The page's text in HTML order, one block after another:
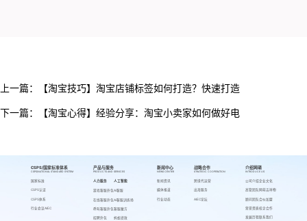
上一篇： 【淘宝技巧】淘宝店铺标签如何打造？快速打造
下一篇： 【淘宝心得】经验分享：淘宝小卖家如何做好电
CSPS/国家标准体系
CSPS/NATIONAL STANDARD SYSTEM
国家标准
CSPS认证
CSPS体系
行业会议AIEC
产品与服务
PRODUCTS AND SERVICES
人力服务
游戏客服外包
在线客服外包
呼叫客服外包
招聘外包
人工智能
AI客服
AI客服训练场
客服魔方
蚂蚁绩效
新闻中心
NEWS CENTER
新闻资讯
媒体报道
行业动态
战略合作
STRATEGIC COOPERATION
跨境代运营
出海服务
AIEC论坛
介绍网萌
INTRODUCE US
公司介绍
高管团队
顾问团队
荣誉资质
发展历程
企业文化
网萌吉祥物
合伙加盟
校企合作
联系我们